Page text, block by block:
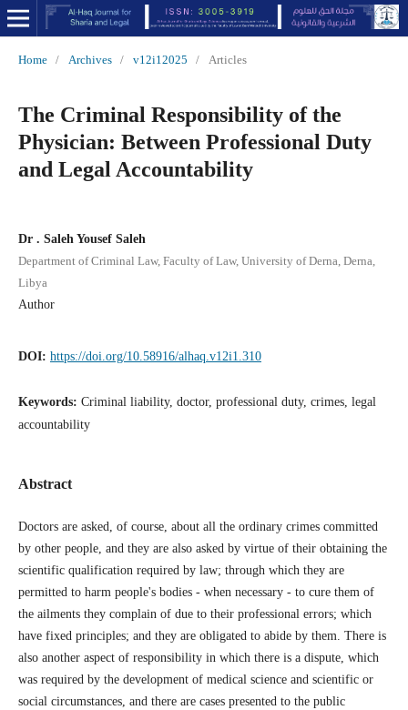
Home / Archives / v12i12025 / Articles
The Criminal Responsibility of the
Physician: Between Professional Duty
and Legal Accountability
Dr . Saleh Yousef Saleh
Department of Criminal Law, Faculty of Law, University of Derna, Derna,
Libya
Author
DOI: https://doi.org/10.58916/alhaq.v12i1.310
Keywords: Criminal liability, doctor, professional duty, crimes, legal
accountability
Abstract
Doctors are asked, of course, about all the ordinary crimes committed
by other people, and they are also asked by virtue of their obtaining the
scientific qualification required by law; through which they are
permitted to harm people's bodies - when necessary - to cure them of
the ailments they complain of due to their professional errors; which
have fixed principles; and they are obligated to abide by them. There is
also another aspect of responsibility in which there is a dispute, which
was required by the development of medical science and scientific or
social circumstances, and there are cases presented to the public